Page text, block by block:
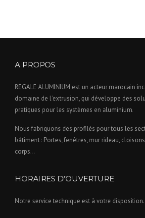
A PROPOS
REGALE ALUMINIUM est un acteur marocain
domaine de l'extrusion, qui développe des
pratiques pour les systèmes en aluminium.
Nous fabriquons des profilés pour tous les
bâtiment : Portes, fenêtres, mur rideau,
corps…
HORAIRES D’OUVERTURE
Notre service technique est à votre disposition.